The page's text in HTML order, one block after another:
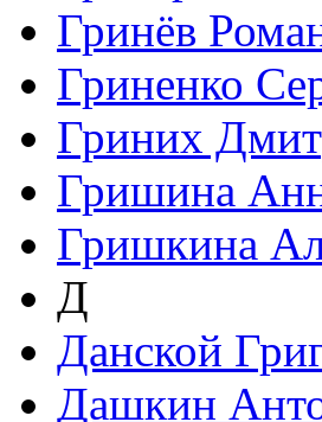
Гринёв
Гриненко
Гриних
Гришина
Гришкина
Д
Данской
Дашкин